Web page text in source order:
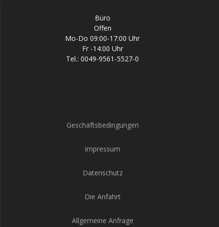
Büro
Offen
Mo-Do 09:00-17:00 Uhr
Fr -14:00 Uhr
Tel.: 0049-9561-5527-0
Geschäftsbedingungen
Impressum
Datenschutz
Die Anfahrt
Allgemeine Anfrage